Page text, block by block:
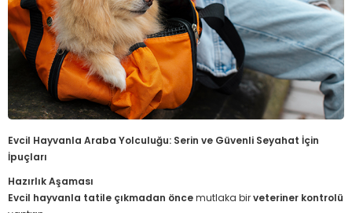
Evcil Hayvanla Araba Yolculuğu: Serin ve Güvenli Seyahat İçin
İpuçları
Hazırlık Aşaması
Evcil hayvanla tatile çıkmadan öncemutlaka birveteriner kontrolü